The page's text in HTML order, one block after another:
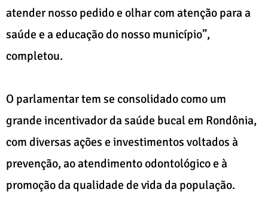
atender nosso pedido e olhar com atenção para a
saúde e a educação do nosso município”,
completou.
O parlamentar tem se consolidado como um
grande incentivador da saúde bucal em Rondônia,
com diversas ações e investimentos voltados à
prevenção, ao atendimento odontológico e à
promoção da qualidade de vida da população.